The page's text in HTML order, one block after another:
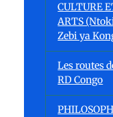
CULTURE
ARTS
Zebi ya
Les routes
RD Congo